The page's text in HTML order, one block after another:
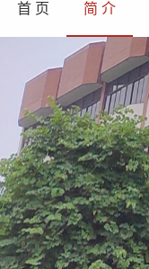
首 页 简 介